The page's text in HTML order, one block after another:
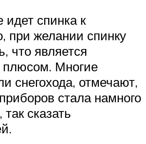
идет спинка к
при желании спинку
что является
Многие
снегохода, отмечают,
стала намного
сказать